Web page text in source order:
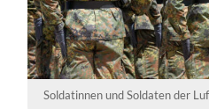
Soldatinnen und Soldaten der